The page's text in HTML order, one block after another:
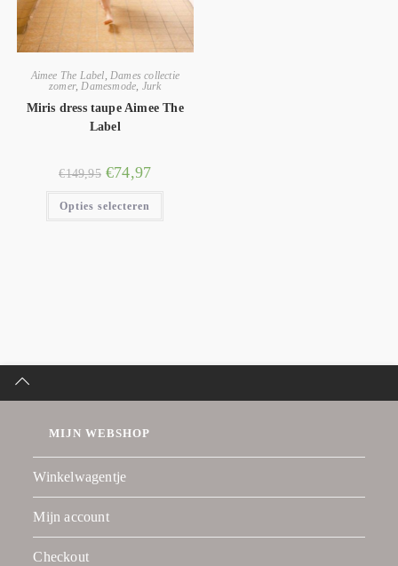
Aimee The Label Dames collectie
zomer, Damesmode Jurk
Miris dress taupe Aimee The
Label
€149,95 €74,97
Opties selecteren
MIJN WEBSHOP
Winkelwagentje
Mijn account
Checkout